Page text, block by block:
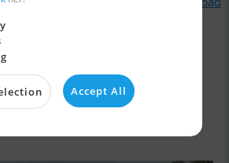
Coupe
til salg
Sver...
Accept All